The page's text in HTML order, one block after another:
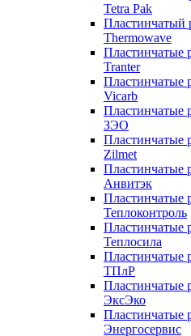
Tetra Pak
Пластинчатый
Thermowave
Пластинчатые
Tranter
Пластинчатые
Vicarb
Пластинчатые
ЗЭО
Пластинчатые
Zilmet
Пластинчатые
Анвитэк
Пластинчатые
Теплоконтроль
Пластинчатые
Теплосила
Пластинчатые
ТПлР
Пластинчатые
ЭксЭко
Пластинчатые
Энергосервис